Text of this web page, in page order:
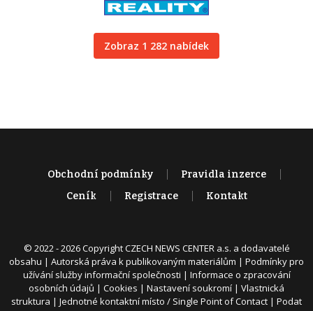
Zobraz 1 282 nabídek
Obchodní podmínky
Pravidla inzerce
Ceník
Registrace Kontakt
© 2022 - 2026 Copyright CZECH NEWS CENTER a.s. a dodavatelé
obsahu | Autorská práva k publikovaným materiálům | Podmínky pro
užívání služby informační společnosti | Informace o zpracování
osobních údajů | Cookies | Nastavení soukromí | Vlastnická
struktura | Jednotné kontaktní místo / Single Point of Contact | Podat